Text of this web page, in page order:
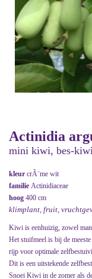
Actinidia
mini kiwi, bes-
kleur crÃ¨me wit
familie Actinidiaceae
hoog 400 cm
klimplant, fruit,
Kiwi is eenhuizig, zowel
Het stuifmeel is bij de
rijp voor optimale
Dit is een uitstekende
Snoei Kiwi in de zomer als